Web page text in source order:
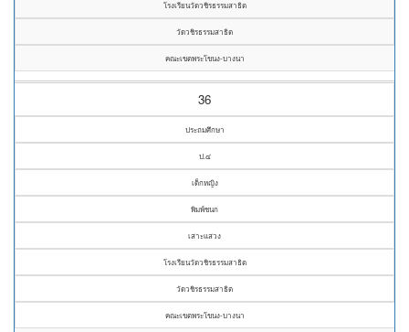
โรงเรียนวัดวชิรธรรมสาธิต
วัดวชิรธรรมสาธิต
คณะเขตพระโขนง-บางนา
36
ประถมศึกษา
ป.๔
เด็กหญิง
พิมพ์ชนก
เสาะแสวง
โรงเรียนวัดวชิรธรรมสาธิต
วัดวชิรธรรมสาธิต
คณะเขตพระโขนง-บางนา